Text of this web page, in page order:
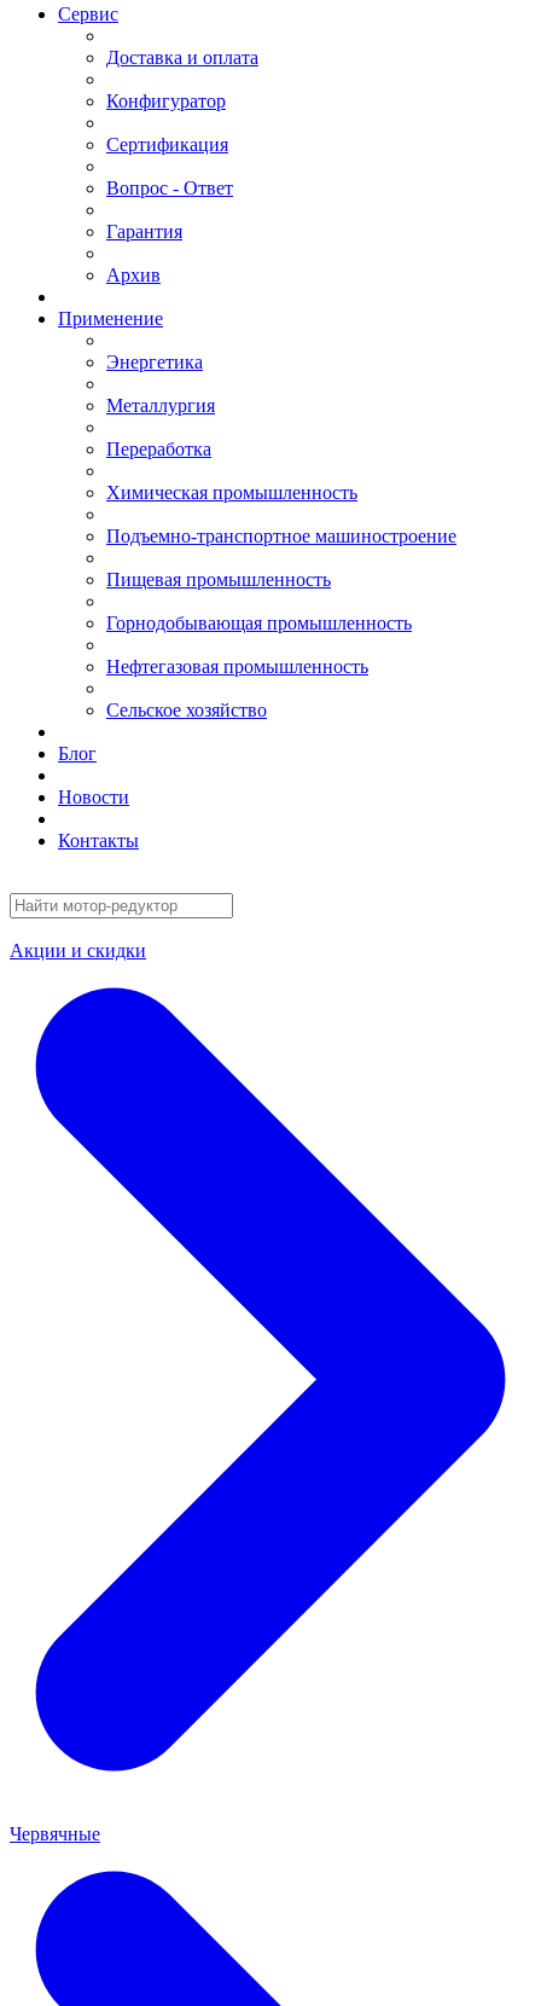
Сервис
Доставка и оплата
Конфигуратор
Сертификация
Вопрос - Ответ
Гарантия
Архив
Применение
Энергетика
Металлургия
Переработка
Химическая промышленность
Подъемно-транспортное машиностроение
Пищевая промышленность
Горнодобывающая промышленность
Нефтегазовая промышленность
Сельское хозяйство
Блог
Новости
Контакты
Акции и скидки
Червячные